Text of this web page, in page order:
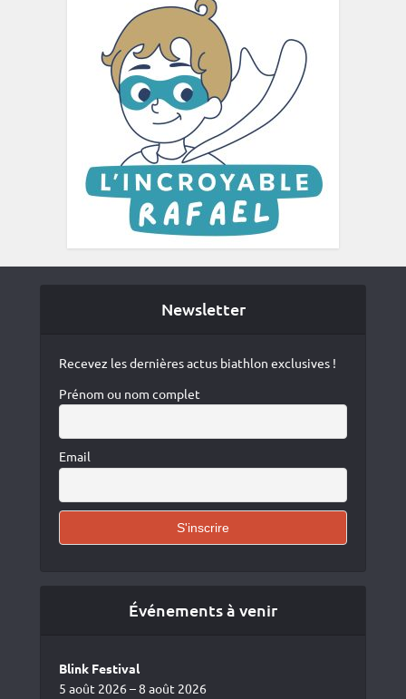
Newsletter
Recevez les dernières actus biathlon exclusives !
Prénom ou nom complet
Email
Événements à venir
Blink Festival
5 août 2026 – 8 août 2026